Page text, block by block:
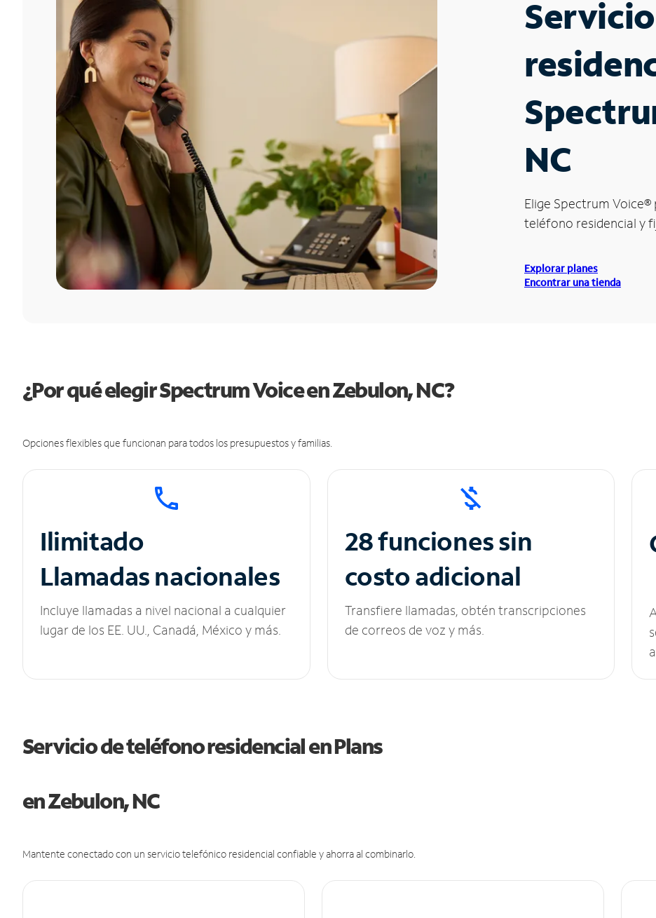
NC
Elige Spectrum Voice®
teléfono residencial y
Explorar planes
Encontrar una tienda
¿Por qué elegir Spectrum Voice en Zebulon, NC?
Opciones flexibles que funcionan para todos los presupuestos y familias.
Ilimitado
Llamadas nacionales
Incluye llamadas a nivel nacional a cualquier
lugar de los EE. UU., Canadá, México y más.
28 funciones sin
costo adicional
Transfiere llamadas, obtén transcripciones
de correos de voz y más.
Servicio de teléfono residencial en Plans
en Zebulon, NC
Mantente conectado con un servicio telefónico residencial confiable y ahorra al combinarlo.